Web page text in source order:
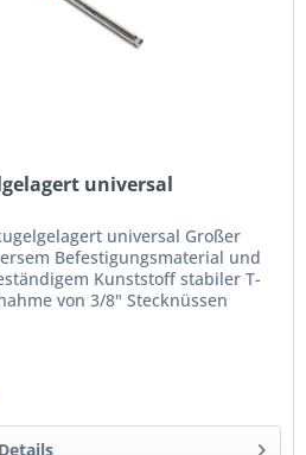
universal
universal Großer
Befestigungsmaterial und
Kunststoff stabiler T-
von 3/8" Stecknüssen
Details